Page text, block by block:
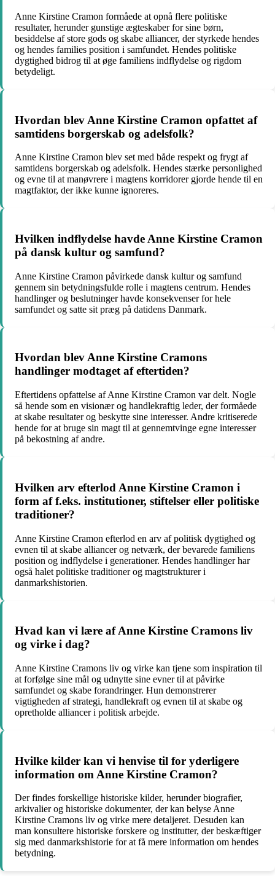
Anne Kirstine Cramon formåede at opnå flere politiske
resultater, herunder gunstige ægteskaber for sine børn,
besiddelse af store gods og skabe alliancer, der styrkede hendes
og hendes families position i samfundet. Hendes politiske
dygtighed bidrog til at øge familiens indflydelse og rigdom
betydeligt.
Hvordan blev Anne Kirstine Cramon opfattet af
samtidens borgerskab og adelsfolk?
Anne Kirstine Cramon blev set med både respekt og frygt af
samtidens borgerskab og adelsfolk. Hendes stærke personlighed
og evne til at manøvrere i magtens korridorer gjorde hende til en
magtfaktor, der ikke kunne ignoreres.
Hvilken indflydelse havde Anne Kirstine Cramon
på dansk kultur og samfund?
Anne Kirstine Cramon påvirkede dansk kultur og samfund
gennem sin betydningsfulde rolle i magtens centrum. Hendes
handlinger og beslutninger havde konsekvenser for hele
samfundet og satte sit præg på datidens Danmark.
Hvordan blev Anne Kirstine Cramons
handlinger modtaget af eftertiden?
Eftertidens opfattelse af Anne Kirstine Cramon var delt. Nogle
så hende som en visionær og handlekraftig leder, der formåede
at skabe resultater og beskytte sine interesser. Andre kritiserede
hende for at bruge sin magt til at gennemtvinge egne interesser
på bekostning af andre.
Hvilken arv efterlod Anne Kirstine Cramon i
form af f.eks. institutioner, stiftelser eller politiske
traditioner?
Anne Kirstine Cramon efterlod en arv af politisk dygtighed og
evnen til at skabe alliancer og netværk, der bevarede familiens
position og indflydelse i generationer. Hendes handlinger har
også halet politiske traditioner og magtstrukturer i
danmarkshistorien.
Hvad kan vi lære af Anne Kirstine Cramons liv
og virke i dag?
Anne Kirstine Cramons liv og virke kan tjene som inspiration til
at forfølge sine mål og udnytte sine evner til at påvirke
samfundet og skabe forandringer. Hun demonstrerer
vigtigheden af strategi, handlekraft og evnen til at skabe og
opretholde alliancer i politisk arbejde.
Hvilke kilder kan vi henvise til for yderligere
information om Anne Kirstine Cramon?
Der findes forskellige historiske kilder, herunder biografier,
arkivalier og historiske dokumenter, der kan belyse Anne
Kirstine Cramons liv og virke mere detaljeret. Desuden kan
man konsultere historiske forskere og institutter, der beskæftiger
sig med danmarkshistorie for at få mere information om hendes
betydning.